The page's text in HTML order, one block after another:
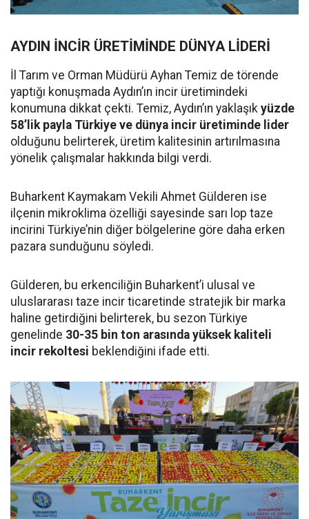
AYDIN İNCİR ÜRETİMİNDE DÜNYA LİDERİ
İl Tarım ve Orman Müdürü Ayhan Temiz de törende
yaptığı konuşmada Aydın’ın incir üretimindeki
konumuna dikkat çekti. Temiz, Aydın’ın yaklaşık yüzde
58’lik payla Türkiye ve dünya incir üretiminde lider
olduğunu belirterek, üretim kalitesinin artırılmasına
yönelik çalışmalar hakkında bilgi verdi.
Buharkent Kaymakam Vekili Ahmet Gülderen ise
ilçenin mikroklima özelliği sayesinde sarı lop taze
incirini Türkiye’nin diğer bölgelerine göre daha erken
pazara sunduğunu söyledi.
Gülderen, bu erkenciliğin Buharkent’i ulusal ve
uluslararası taze incir ticaretinde stratejik bir marka
haline getirdiğini belirterek, bu sezon Türkiye
genelinde 30-35 bin ton arasında yüksek kaliteli
incir rekoltesi beklendiğini ifade etti.